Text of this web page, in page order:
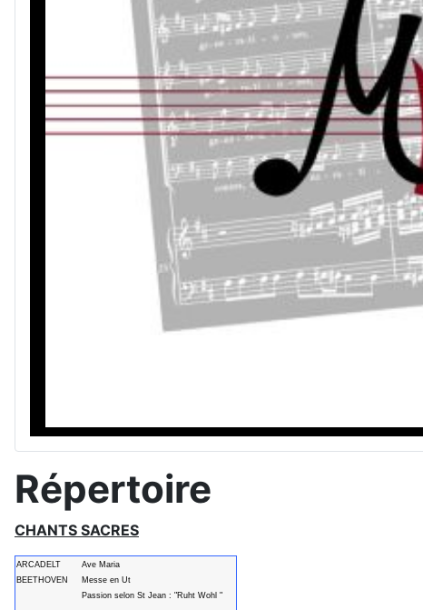
Répertoire
CHANTS SACRES
ARCADELT
Ave Maria
BEETHOVEN
Messe en Ut
Passion selon St Jean : "Ruht Wohl "